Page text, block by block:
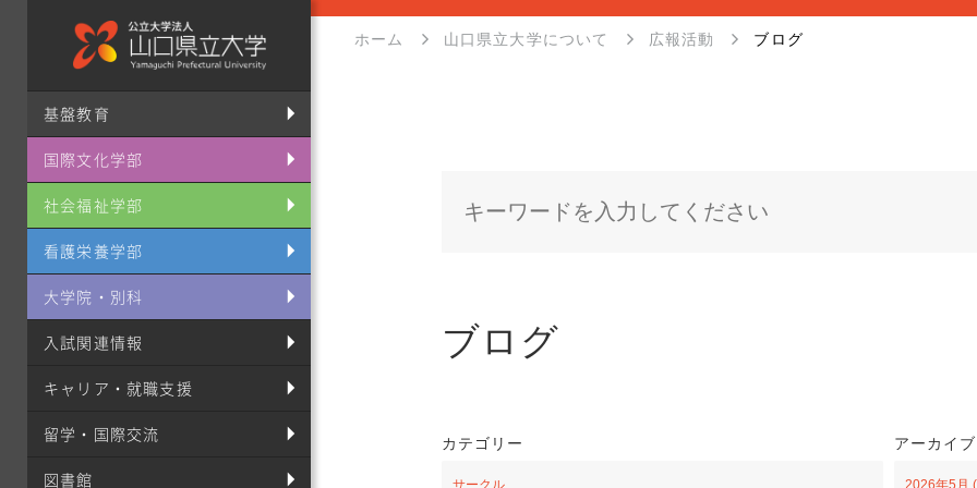
基盤教育
国際文化学部
社会福祉学部
看護栄養学部
大学院・別科
入試関連情報
キャリア・就職支援
留学・国際交流
図書館
ホーム 山口県立大学について 広報活動 ブログ
ブログ
カテゴリー
サークル
アーカイブ
2026年5月